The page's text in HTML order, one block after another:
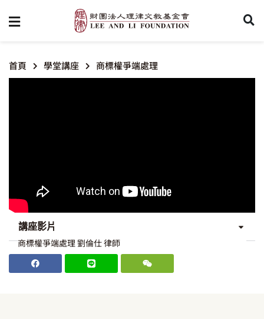
首頁 學堂講座 商標權爭端處理
講座影片
商標權爭端處理 劉倫仕 律師